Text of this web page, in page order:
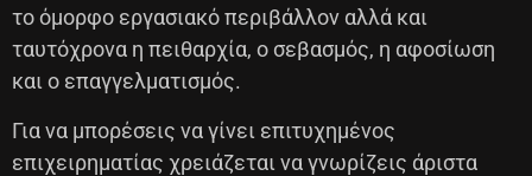
το όμορφο εργασιακό περιβάλλον αλλά και
ταυτόχρονα η πειθαρχία, ο σεβασμός, η αφοσίωση
και ο επαγγελματισμός.
Για να μπορέσεις να γίνει επιτυχημένος
επιχειρηματίας χρειάζεται να γνωρίζεις άριστα